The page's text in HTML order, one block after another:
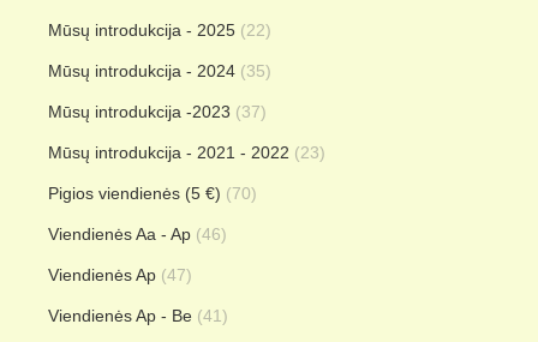
Mūsų introdukcija - 2025 (22)
Mūsų introdukcija - 2024 (35)
Mūsų introdukcija -2023 (37)
Mūsų introdukcija - 2021 - 2022 (23)
Pigios viendienės (5 €) (70)
Viendienės Aa - Ap (46)
Viendienės Ap (47)
Viendienės Ap - Be (41)